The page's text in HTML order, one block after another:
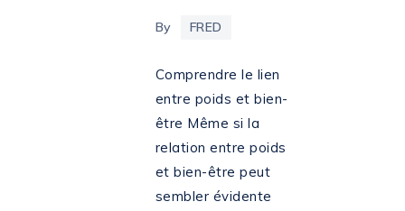
By FRED
Comprendre le lien
entre poids et bien-
être Même si la
relation entre poids
et bien-être peut
sembler évidente